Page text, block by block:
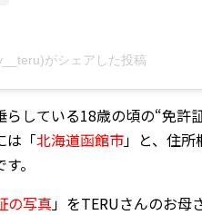
がシェアした投稿
している18歳の頃の“免許
は「北海道函館市」と、住所
。
の写真」をTERUさんのお母